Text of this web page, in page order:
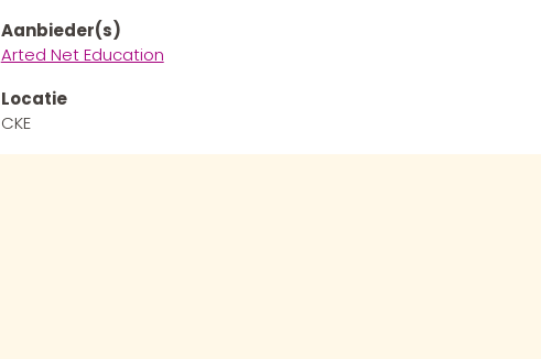
Aanbieder(s)
Arted Net Education
Locatie
CKE